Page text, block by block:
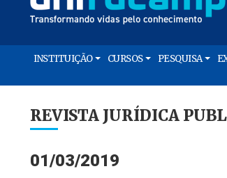
INSTITUIÇÃO CURSOS PESQUISA
REVISTA JURÍDICA
01/03/2019